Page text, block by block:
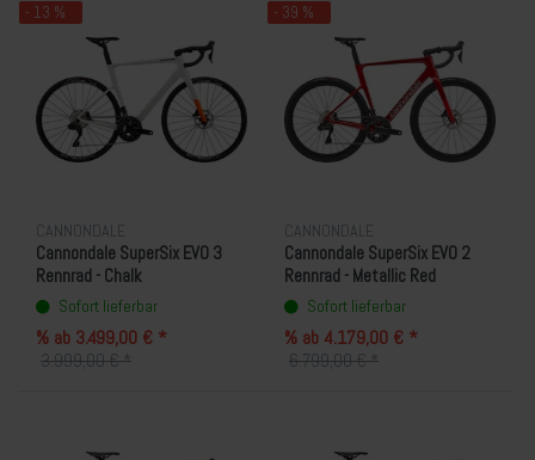
- 13 %
CANNONDALE
Cannondale SuperSix EVO 3
Rennrad - Chalk
Sofort lieferbar
% ab 3.499,00 € *
3.999,00 € *
- 39 %
CANNONDALE
Cannondale SuperSix EVO 2
Rennrad - Metallic Red
Sofort lieferbar
% ab 4.179,00 € *
6.799,00 € *